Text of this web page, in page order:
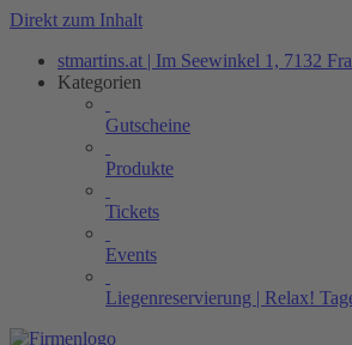
Direkt zum Inhalt
stmartins.at | Im Seewinkel 1, 7132
Kategorien
Gutscheine
Produkte
Tickets
Events
Liegenreservierung | Relax!